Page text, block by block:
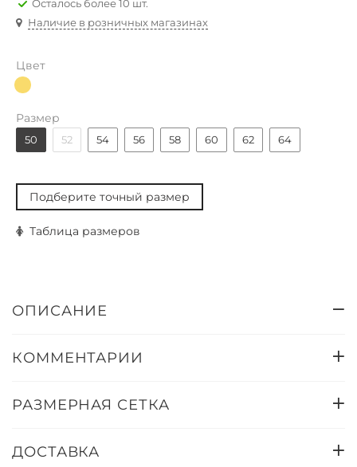
Осталось более 10 шт.
Наличие в розничных магазинах
Цвет
Размер
50 52 54 56 58 60 62 64
Подберите точный размер
Таблица размеров
ОПИСАНИЕ
КОММЕНТАРИИ
РАЗМЕРНАЯ СЕТКА
ДОСТАВКА